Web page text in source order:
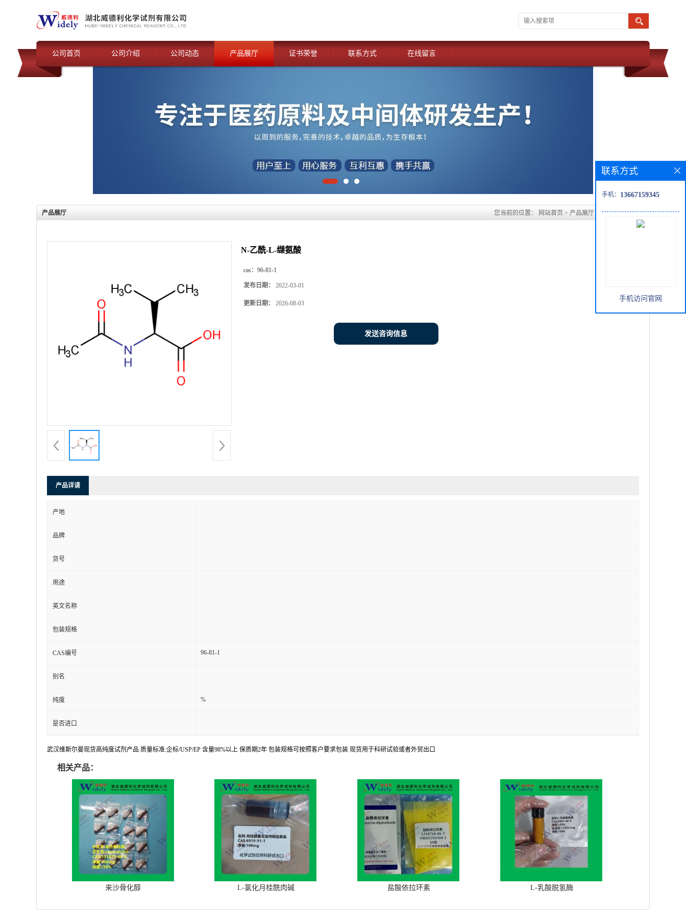
公司首页 公司介绍 公司动态 产品展厅 证书荣誉 联系方式 在线留言
产品展厅 您当前的位置： 网站首页 > 产品展厅 N-乙酰-L-缬氨酸
N-乙酰-L-缬氨酸
cas： 96-81-1
发布日期： 2022-03-01
更新日期： 2026-08-03
发送咨询信息
产品详请
产地
品牌
货号
用途
英文名称
包装规格
CAS编号 96-81-1
别名
纯度 %
是否进口
武汉维斯尔曼现货高纯度试剂产品 质量标准:企标/USP/EP 含量98%以上 保质期2年 包装规格可按照客户要求包装 现货用于科研试验或者外贸出口
相关产品：
来沙骨化醇 L-氯化月桂酰肉碱 盐酸依拉环素 L-乳酸脱氢酶
联系方式
手机： 13667159345
手机访问官网